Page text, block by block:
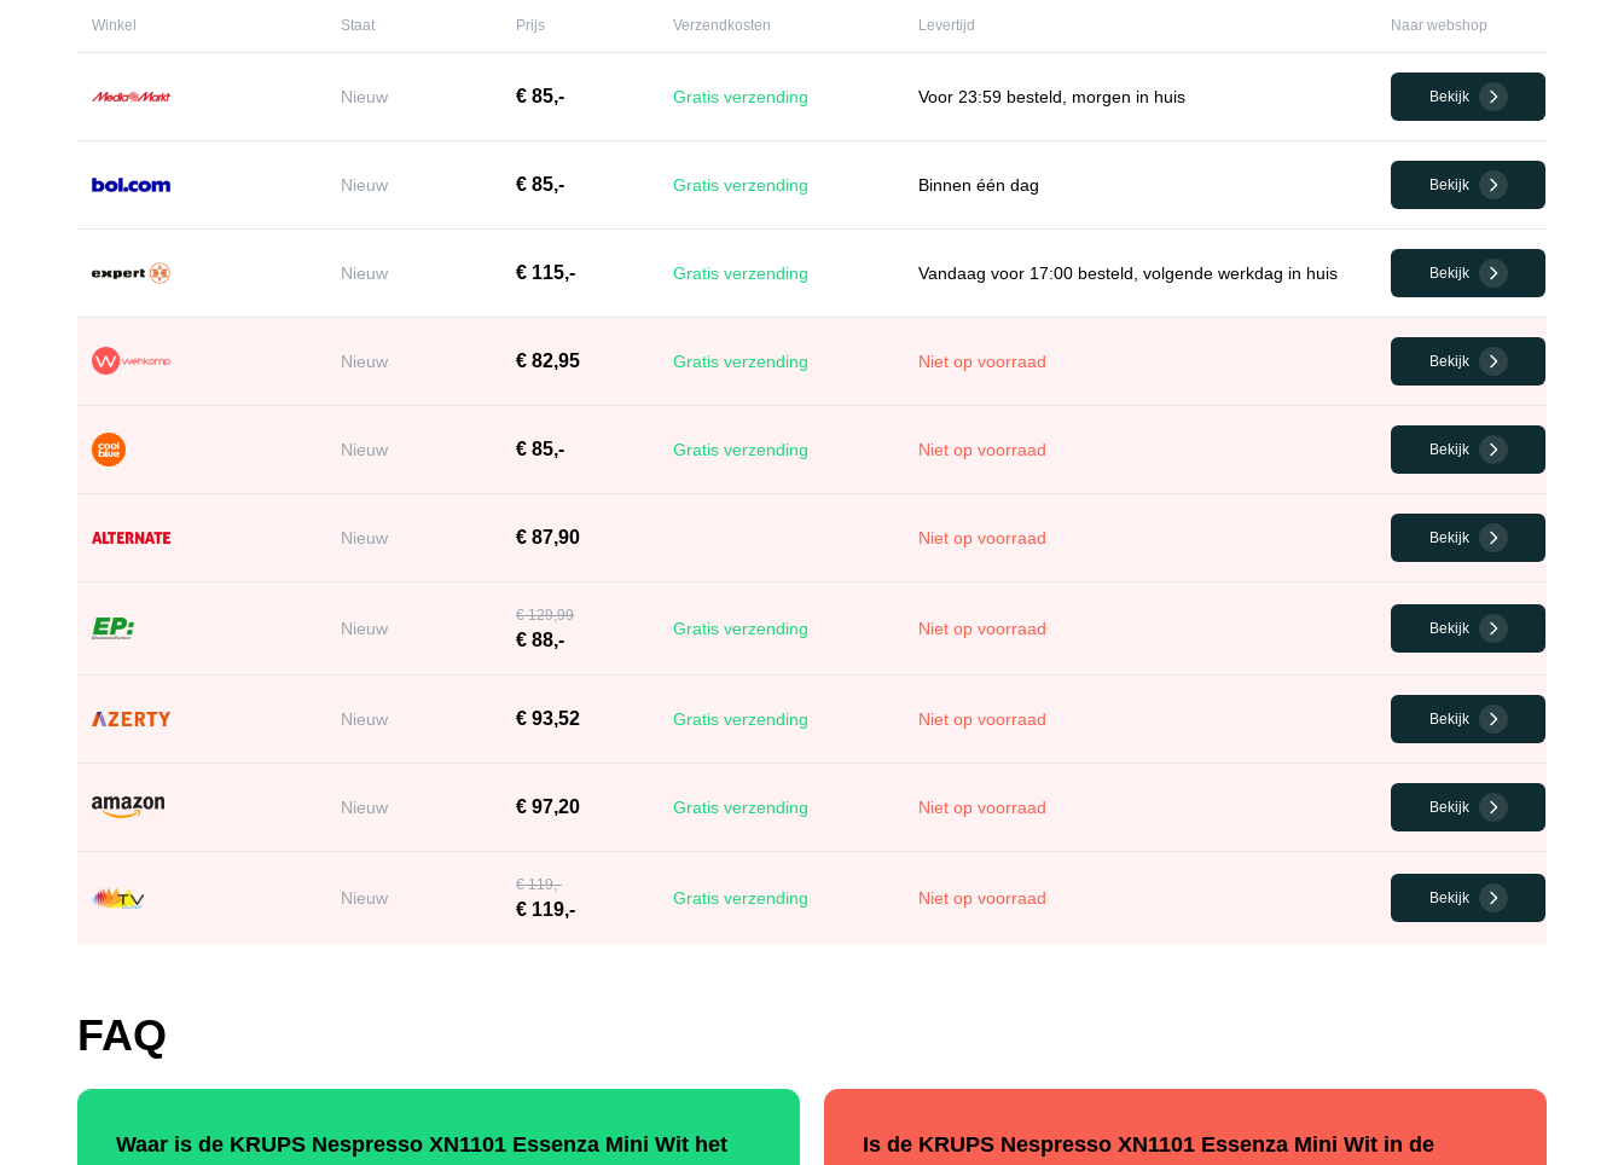
Winkel Staat Prijs Verzendkosten Levertijd Naar webshop
Nieuw € 85,- Gratis verzending Voor 23:59 besteld, morgen in huis Bekijk
Nieuw € 85,- Gratis verzending Binnen één dag Bekijk
Nieuw € 115,- Gratis verzending Vandaag voor 17:00 besteld, volgende werkdag in huis Bekijk
Nieuw € 82,95 Gratis verzending Niet op voorraad Bekijk
Nieuw € 85,- Gratis verzending Niet op voorraad Bekijk
Nieuw € 87,90 Niet op voorraad Bekijk
Nieuw
€ 129,99
€ 88,-
Gratis verzending Niet op voorraad Bekijk
Nieuw € 93,52 Gratis verzending Niet op voorraad Bekijk
Nieuw € 97,20 Gratis verzending Niet op voorraad Bekijk
Nieuw
€ 119,-
€ 119,-
Gratis verzending Niet op voorraad Bekijk
FAQ
Waar is de KRUPS Nespresso XN1101 Essenza Mini Wit het
Is de KRUPS Nespresso XN1101 Essenza Mini Wit in de